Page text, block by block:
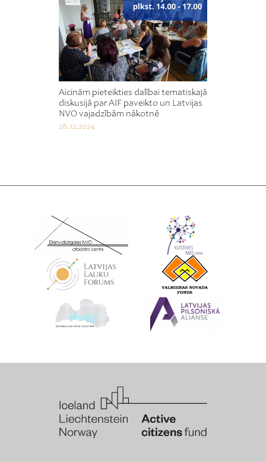
Aicinām pieteikties dalībai tematiskajā
diskusijā par AIF paveikto un Latvijas
NVO vajadzībām nākotnē
28.12.2024